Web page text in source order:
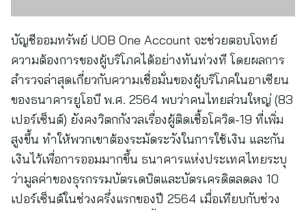
บัญชีออมทรัพย์ UOB One Account จะช่วยตอบโจทย์
ความต้องการของผู้บริโภคได้อย่างทันท่วงที โดยผลการ
สำรวจล่าสุดเกี่ยวกับความเชื่อมั่นของผู้บริโภคในอาเซียน
ของธนาคารยูโอบี พ.ศ. 2564 พบว่าคนไทยส่วนใหญ่ (83
เปอร์เซ็นต์) ยังคงวิตกกังวลเรื่องผู้ติดเชื้อโควิด-19 ที่เพิ่ม
สูงขึ้น ทำให้พวกเขาต้องระมัดระวังในการใช้เงิน และกัน
เงินไว้เพื่อการออมมากขึ้น ธนาคารแห่งประเทศไทยระบุ
ว่ามูลค่าของธุรกรรมบัตรเดบิตและบัตรเครดิตลดลง 10
เปอร์เซ็นต์ในช่วงครึ่งแรกของปี 2564 เมื่อเทียบกับช่วง